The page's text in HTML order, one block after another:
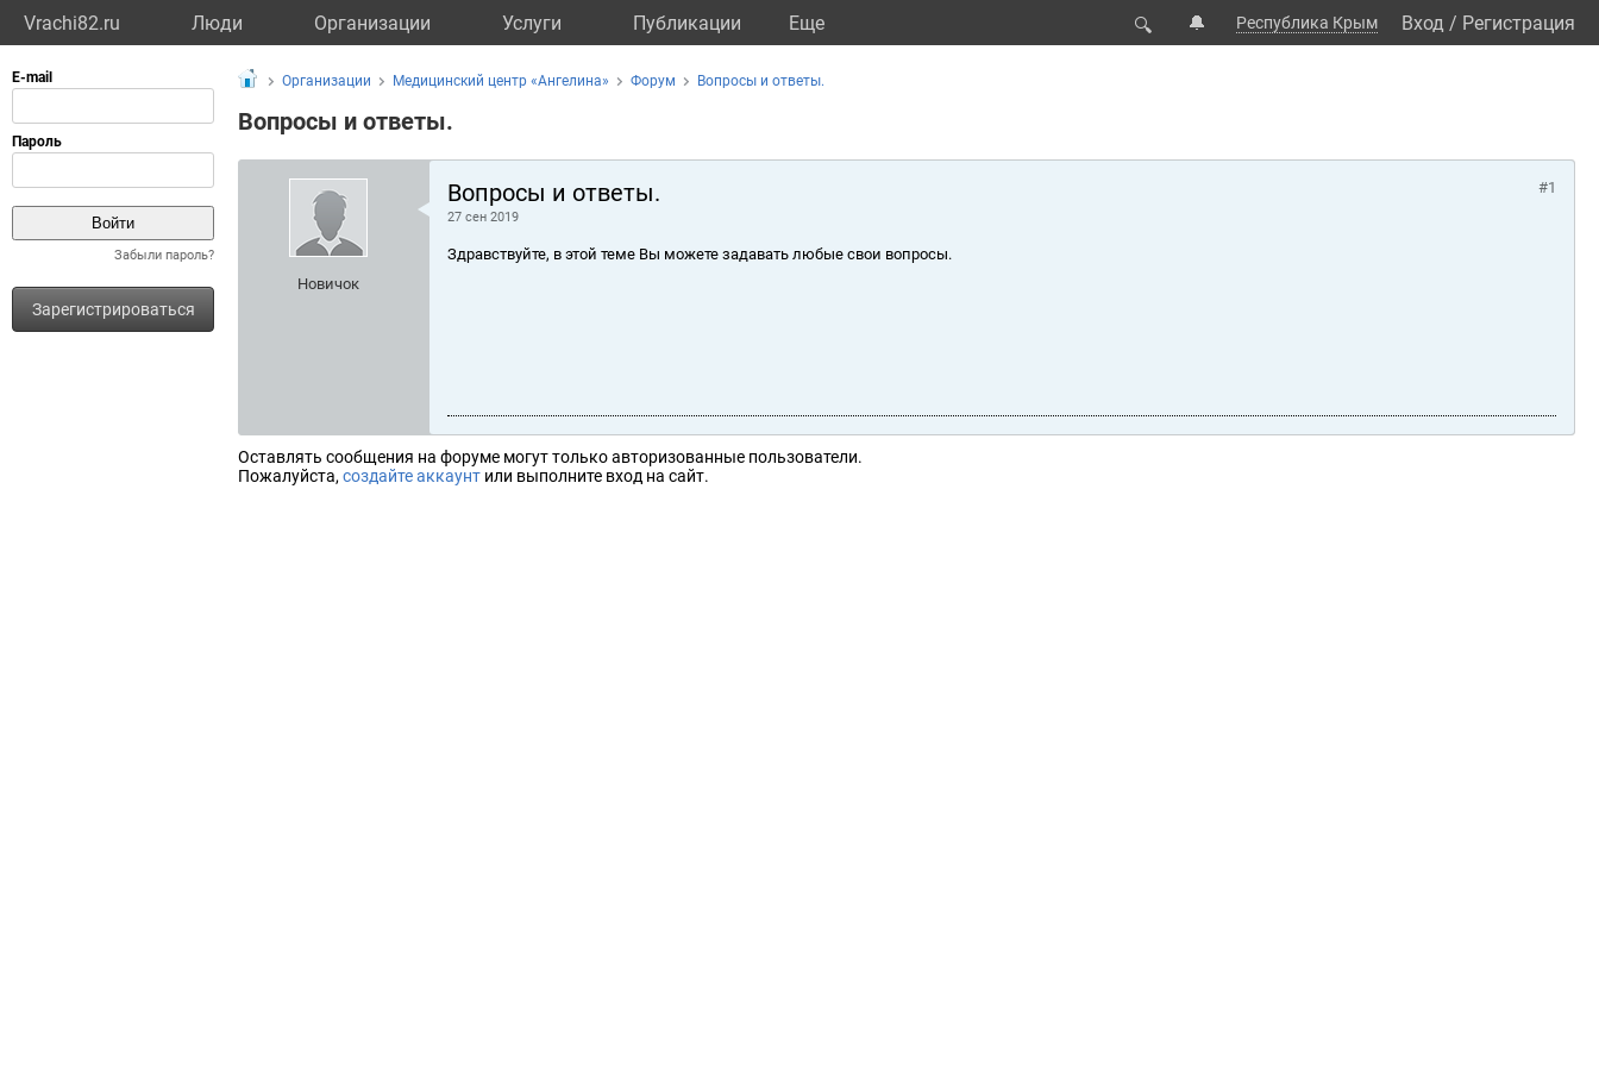
Vrachi82.ru Люди Организации Услуги Публикации Eще 🔍 🔔 Республика Крым Вход / Регистрация
Забыли пароль?
Зарегистрироваться
Организации Медицинский центр «Ангелина» Форум Вопросы и ответы.
Вопросы и ответы.
Новичок
Вопросы и ответы.
27 сен 2019
#1
Здравствуйте, в этой теме Вы можете задавать любые свои вопросы.
Оставлять сообщения на форуме могут только авторизованные пользователи.
Пожалуйста, создайте аккаунт или выполните вход на сайт.